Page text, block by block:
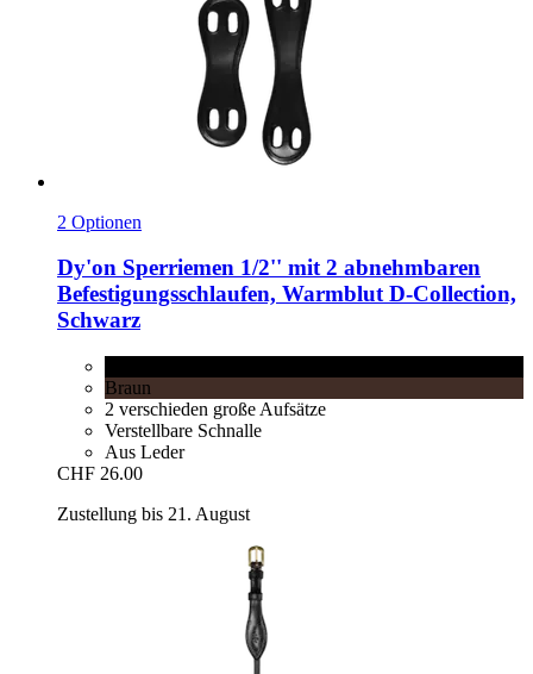
2 Optionen
Dy'on Sperriemen 1/2'' mit 2 abnehmbaren
Befestigungsschlaufen, Warmblut D-​Collection,
Schwarz
Braun
2 verschieden große Aufsätze
Verstellbare Schnalle
Aus Leder
CHF 26.00
Zustellung bis 21. August